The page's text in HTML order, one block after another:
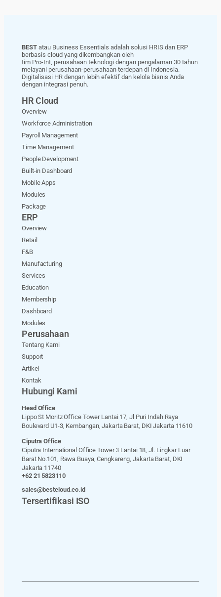
BEST atau Business Essentials adalah solusi HRIS dan ERP
berbasis cloud yang dikembangkan oleh
tim Pro-Int, perusahaan teknologi dengan pengalaman 30 tahun
melayani perusahaan-perusahaan terdepan di Indonesia.
Digitalisasi HR dengan lebih efektif dan kelola bisnis Anda
dengan integrasi penuh.
HR Cloud
Overview
Workforce Administration
Payroll Management
Time Management
People Development
Built-in Dashboard
Mobile Apps
Modules
Package
ERP
Overview
Retail
F&B
Manufacturing
Services
Education
Membership
Dashboard
Modules
Perusahaan
Tentang Kami
Support
Artikel
Kontak
Hubungi Kami
Head Office
Lippo St Moritz Office Tower Lantai 17, Jl Puri Indah Raya
Boulevard U1-3, Kembangan, Jakarta Barat, DKI Jakarta 11610
Ciputra Office
Ciputra International Office Tower 3 Lantai 18, Jl. Lingkar Luar
Barat No.101, Rawa Buaya, Cengkareng, Jakarta Barat, DKI
Jakarta 11740
+62 21 5823110
sales@bestcloud.co.id
Tersertifikasi ISO